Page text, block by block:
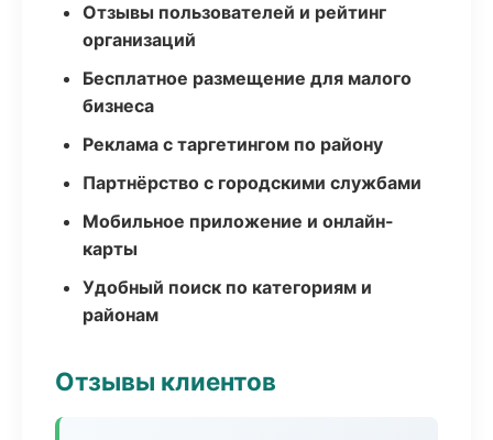
Отзывы пользователей и рейтинг
организаций
Бесплатное размещение для малого
бизнеса
Реклама с таргетингом по району
Партнёрство с городскими службами
Мобильное приложение и онлайн-
карты
Удобный поиск по категориям и
районам
Отзывы клиентов